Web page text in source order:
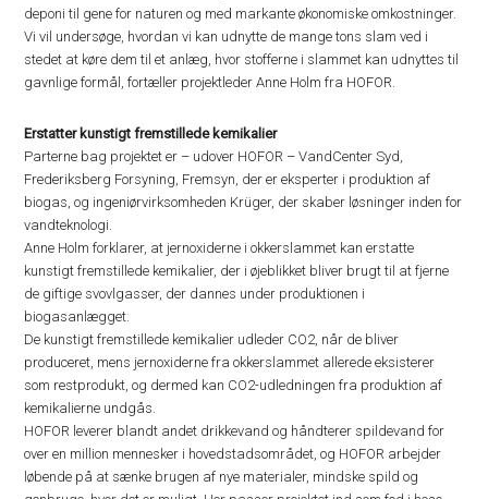
deponi til gene for naturen og med markante økonomiske omkostninger.
Vi vil undersøge, hvordan vi kan udnytte de mange tons slam ved i
stedet at køre dem til et anlæg, hvor stofferne i slammet kan udnyttes til
gavnlige formål, fortæller projektleder Anne Holm fra HOFOR.
Erstatter kunstigt fremstillede kemikalier
Parterne bag projektet er – udover HOFOR – VandCenter Syd,
Frederiksberg Forsyning, Fremsyn, der er eksperter i produktion af
biogas, og ingeniørvirksomheden Krüger, der skaber løsninger inden for
vandteknologi.
Anne Holm forklarer, at jernoxiderne i okkerslammet kan erstatte
kunstigt fremstillede kemikalier, der i øjeblikket bliver brugt til at fjerne
de giftige svovlgasser, der dannes under produktionen i
biogasanlægget.
De kunstigt fremstillede kemikalier udleder CO2, når de bliver
produceret, mens jernoxiderne fra okkerslammet allerede eksisterer
som restprodukt, og dermed kan CO2-udledningen fra produktion af
kemikalierne undgås.
HOFOR leverer blandt andet drikkevand og håndterer spildevand for
over en million mennesker i hovedstadsområdet, og HOFOR arbejder
løbende på at sænke brugen af nye materialer, mindske spild og